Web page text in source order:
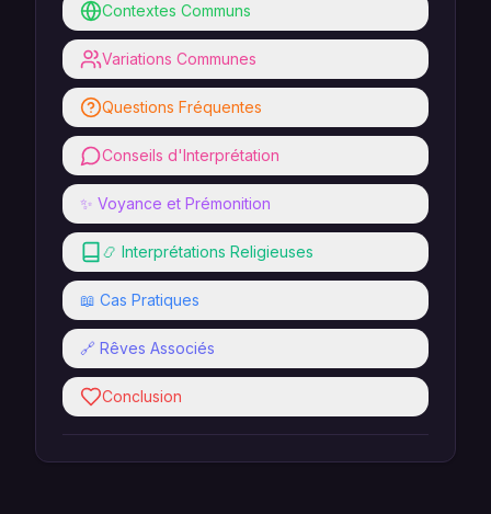
Contextes Communs
Variations Communes
Questions Fréquentes
Conseils d'Interprétation
✨ Voyance et Prémonition
📿 Interprétations Religieuses
📖 Cas Pratiques
🔗 Rêves Associés
Conclusion